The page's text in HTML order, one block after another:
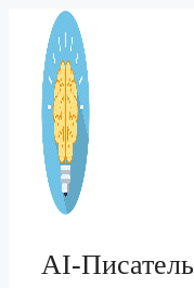
Перейти
содержимому
AI-Писатель